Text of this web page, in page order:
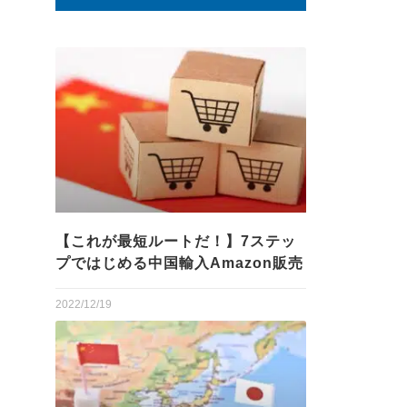
【これが最短ルートだ！】7ステッ
プではじめる中国輸入Amazon販売
2022/12/19